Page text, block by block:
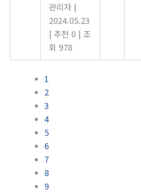
관리자 |
2024.05.23
| 추천 0 | 조
회 978
1
2
3
4
5
6
7
8
9